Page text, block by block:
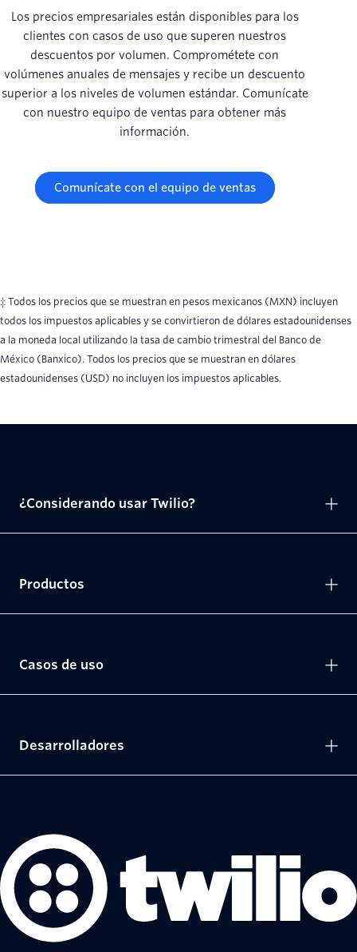
Los precios empresariales están disponibles para los
clientes con casos de uso que superen nuestros
descuentos por volumen. Comprométete con
volúmenes anuales de mensajes y recibe un descuento
superior a los niveles de volumen estándar. Comunícate
con nuestro equipo de ventas para obtener más
información.
Comunícate con el equipo de ventas
‡ Todos los precios que se muestran en pesos mexicanos (MXN) incluyen
todos los impuestos aplicables y se convirtieron de dólares estadounidenses
a la moneda local utilizando la tasa de cambio trimestral del Banco de
México (Banxico). Todos los precios que se muestran en dólares
estadounidenses (USD) no incluyen los impuestos aplicables.
¿Considerando usar Twilio?
Productos
Casos de uso
Desarrolladores